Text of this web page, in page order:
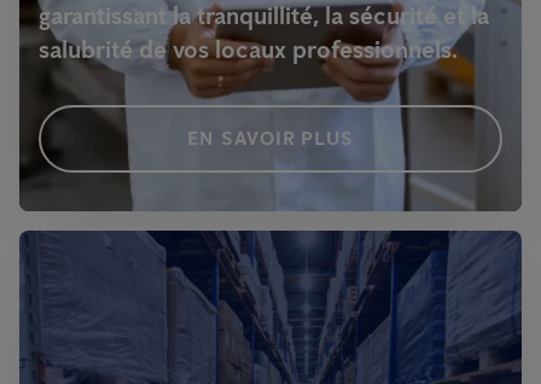
garantissant la tranquillité, la sécurité et la
salubrité de vos locaux professionnels.
EN SAVOIR PLUS